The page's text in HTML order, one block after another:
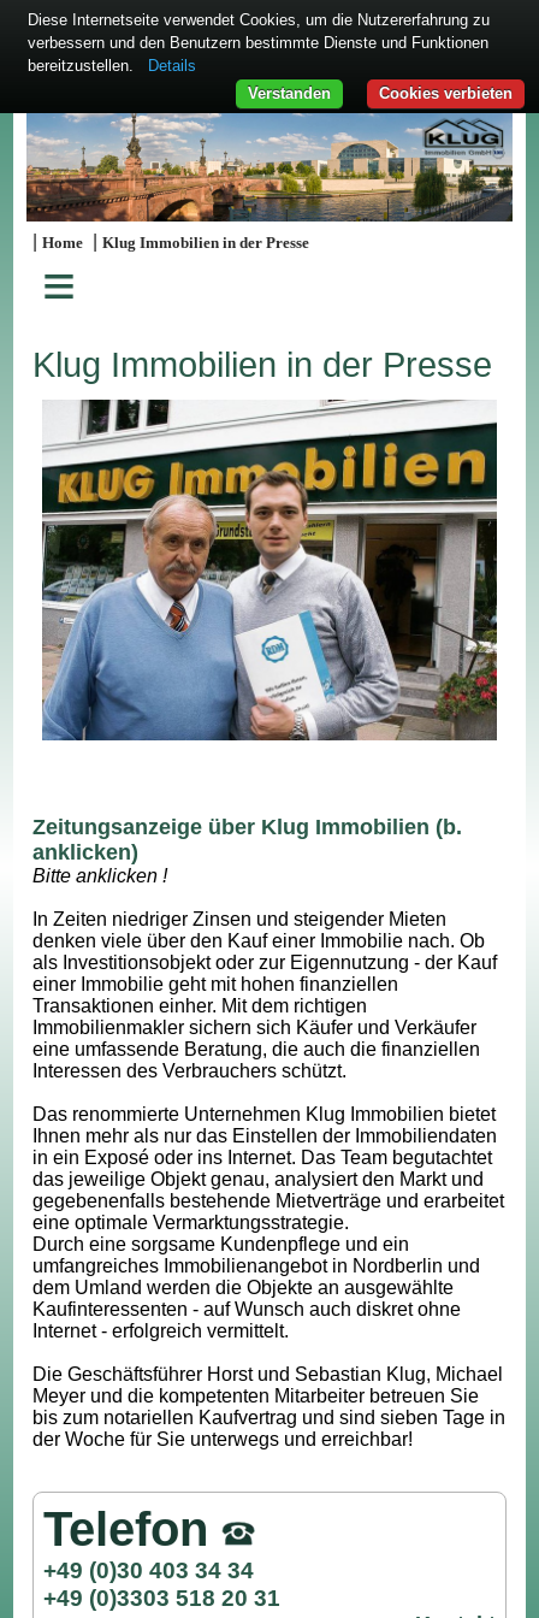
|Home |Klug Immobilien in der Presse
≡
Klug Immobilien in der Presse
Zeitungsanzeige über Klug Immobilien (b.
anklicken)
Bitte anklicken !
In Zeiten niedriger Zinsen und steigender Mieten
denken viele über den Kauf einer Immobilie nach. Ob
als Investitionsobjekt oder zur Eigennutzung - der Kauf
einer Immobilie geht mit hohen finanziellen
Transaktionen einher. Mit dem richtigen
Immobilienmakler sichern sich Käufer und Verkäufer
eine umfassende Beratung, die auch die finanziellen
Interessen des Verbrauchers schützt.
Das renommierte Unternehmen Klug Immobilien bietet
Ihnen mehr als nur das Einstellen der Immobiliendaten
in ein Exposé oder ins Internet. Das Team begutachtet
das jeweilige Objekt genau, analysiert den Markt und
gegebenenfalls bestehende Mietverträge und erarbeitet
eine optimale Vermarktungsstrategie.
Durch eine sorgsame Kundenpflege und ein
umfangreiches Immobilienangebot in Nordberlin und
dem Umland werden die Objekte an ausgewählte
Kaufinteressenten - auf Wunsch auch diskret ohne
Internet - erfolgreich vermittelt.
Die Geschäftsführer Horst und Sebastian Klug, Michael
Meyer und die kompetenten Mitarbeiter betreuen Sie
bis zum notariellen Kaufvertrag und sind sieben Tage in
der Woche für Sie unterwegs und erreichbar!
Telefon
+49 (0)30 403 34 34
+49 (0)3303 518 20 31
Diese Internetseite verwendet Cookies, um die Nutzererfahrung zu
verbessern und den Benutzern bestimmte Dienste und Funktionen
bereitzustellen.
Details
Cookies verbieten
Verstanden